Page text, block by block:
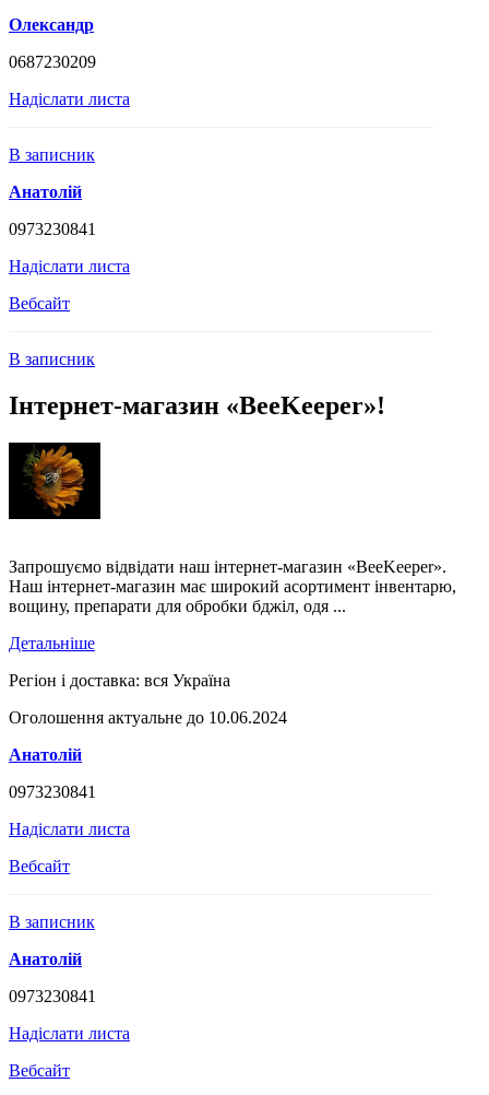
Олександр
0687230209
Надіслати листа
В записник
Анатолій
0973230841
Надіслати листа
Вебсайт
В записник
Інтернет-магазин «BeeKeeper»!
Запрошуємо відвідати наш інтернет-магазин «BeeKeeper».
Наш інтернет-магазин має широкий асортимент інвентарю,
вощину, препарати для обробки бджіл, одя ...
Детальніше
Регіон і доставка: вся Україна
Оголошення актуальне до 10.06.2024
Анатолій
0973230841
Надіслати листа
Вебсайт
В записник
Анатолій
0973230841
Надіслати листа
Вебсайт